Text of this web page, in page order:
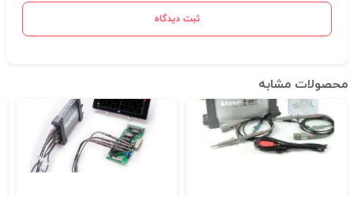
ثبت دیدگاه
محصولات مشابه